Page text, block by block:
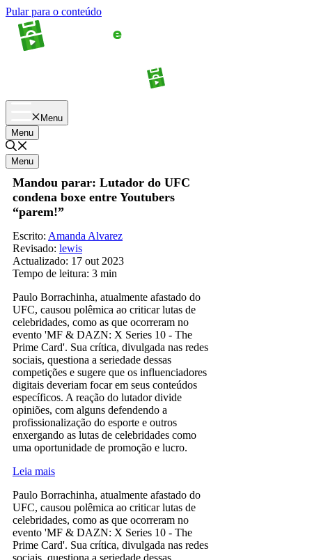
Pular para o conteúdo
Menu
Menu
Menu
Mandou parar: Lutador do UFC
condena boxe entre Youtubers
“parem!”
Escrito: Amanda Alvarez
Revisado: lewis
Actualizado: 17 out 2023
Tempo de leitura: 3 min
Paulo Borrachinha, atualmente afastado do
UFC, causou polêmica ao criticar lutas de
celebridades, como as que ocorreram no
evento 'MF & DAZN: X Series 10 - The
Prime Card'. Sua crítica, divulgada nas redes
sociais, questiona a seriedade dessas
competições e sugere que os influenciadores
digitais deveriam focar em seus conteúdos
específicos. A reação do lutador divide
opiniões, com alguns defendendo a
profissionalização do esporte e outros
enxergando as lutas de celebridades como
uma oportunidade de promoção e lucro.
Leia mais
Paulo Borrachinha, atualmente afastado do
UFC, causou polêmica ao criticar lutas de
celebridades, como as que ocorreram no
evento 'MF & DAZN: X Series 10 - The
Prime Card'. Sua crítica, divulgada nas redes
sociais, questiona a seriedade dessas